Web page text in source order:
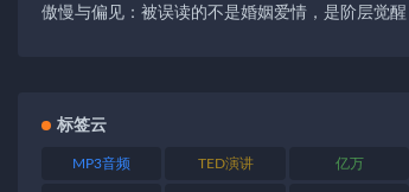
傲慢与偏见：被误读的不是婚姻爱情，是阶层觉醒
标签云
MP3音频 TED演讲 亿万